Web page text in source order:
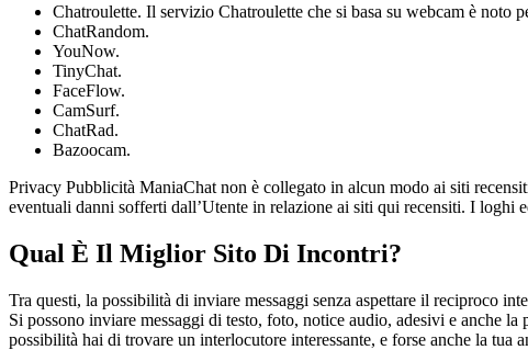
Chatroulette. Il servizio Chatroulette che si basa su webcam è noto
ChatRandom.
YouNow.
TinyChat.
FaceFlow.
CamSurf.
ChatRad.
Bazoocam.
Privacy Pubblicità ManiaChat non è collegato in alcun modo ai siti
eventuali danni sofferti dall’Utente in relazione ai siti qui recensiti. I
Qual È Il Miglior Sito Di Incontri?
Tra questi, la possibilità di inviare messaggi senza aspettare il reciproco
Si possono inviare messaggi di testo, foto, notice audio, adesivi e anche
possibilità hai di trovare un interlocutore interessante, e forse anche la tua